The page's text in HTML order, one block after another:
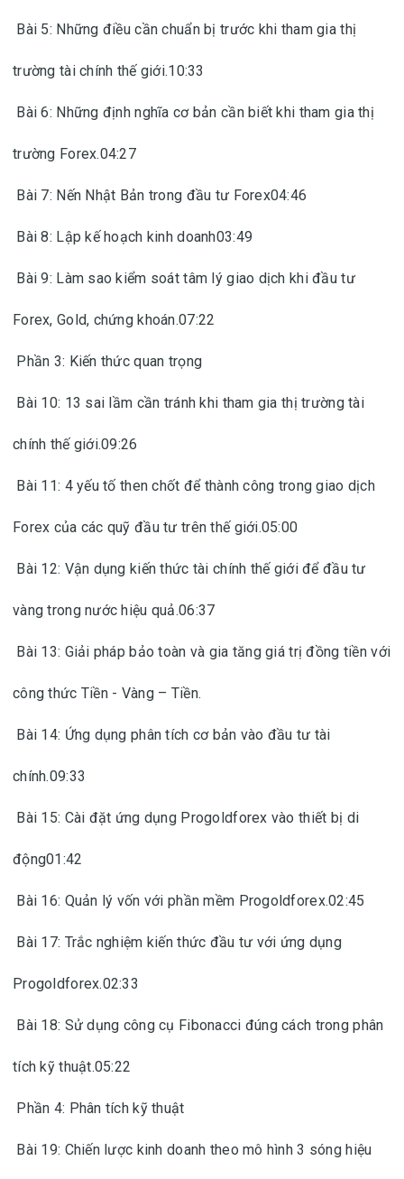
Bài 5: Những điều cần chuẩn bị trước khi tham gia thị
trường tài chính thế giới.10:33
Bài 6: Những định nghĩa cơ bản cần biết khi tham gia thị
trường Forex.04:27
Bài 7: Nến Nhật Bản trong đầu tư Forex04:46
Bài 8: Lập kế hoạch kinh doanh03:49
Bài 9: Làm sao kiểm soát tâm lý giao dịch khi đầu tư
Forex, Gold, chứng khoán.07:22
Phần 3: Kiến thức quan trọng
Bài 10: 13 sai lầm cần tránh khi tham gia thị trường tài
chính thế giới.09:26
Bài 11: 4 yếu tố then chốt để thành công trong giao dịch
Forex của các quỹ đầu tư trên thế giới.05:00
Bài 12: Vận dụng kiến thức tài chính thế giới để đầu tư
vàng trong nước hiệu quả.06:37
Bài 13: Giải pháp bảo toàn và gia tăng giá trị đồng tiền với
công thức Tiền - Vàng – Tiền.
Bài 14: Ứng dụng phân tích cơ bản vào đầu tư tài
chính.09:33
Bài 15: Cài đặt ứng dụng Progoldforex vào thiết bị di
động01:42
Bài 16: Quản lý vốn với phần mềm Progoldforex.02:45
Bài 17: Trắc nghiệm kiến thức đầu tư với ứng dụng
Progoldforex.02:33
Bài 18: Sử dụng công cụ Fibonacci đúng cách trong phân
tích kỹ thuật.05:22
Phần 4: Phân tích kỹ thuật
Bài 19: Chiến lược kinh doanh theo mô hình 3 sóng hiệu